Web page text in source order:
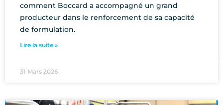
comment Boccard a accompagné un grand
producteur dans le renforcement de sa capacité
de formulation.
Lire la suite »
31 Mars 2026